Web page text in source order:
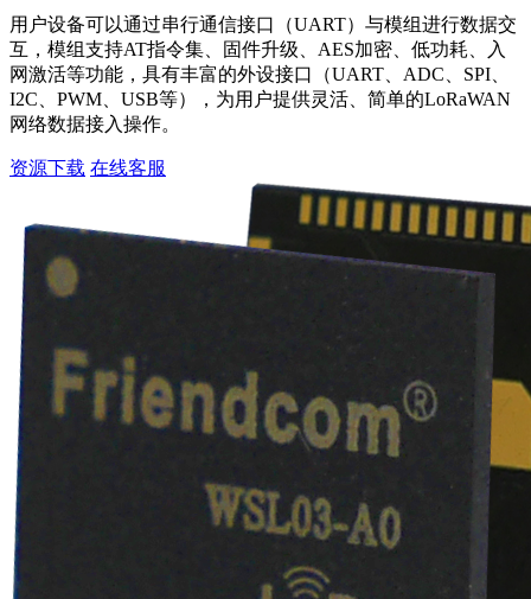
用户设备可以通过串行通信接口（UART）与模组进行数据交
互，模组支持AT指令集、固件升级、AES加密、低功耗、入
网激活等功能，具有丰富的外设接口（UART、ADC、SPI、
I2C、PWM、USB等），为用户提供灵活、简单的LoRaWAN
网络数据接入操作。
资源下载 在线客服